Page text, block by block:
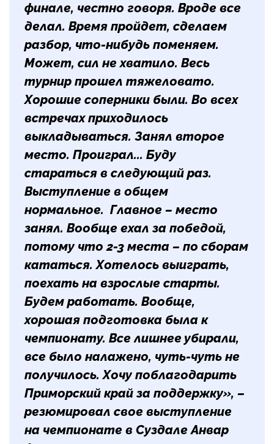
финале, честно говоря. Вроде все
делал. Время пройдет, сделаем
разбор, что-нибудь поменяем.
Может, сил не хватило. Весь
турнир прошел тяжеловато.
Хорошие соперники были. Во всех
встречах приходилось
выкладываться. Занял второе
место. Проиграл... Буду
стараться в следующий раз.
Выступление в общем
нормальное. Главное – место
занял. Вообще ехал за победой,
потому что 2-3 места – по сборам
кататься. Хотелось выиграть,
поехать на взрослые старты.
Будем работать. Вообще,
хорошая подготовка была к
чемпионату. Все лишнее убирали,
все было налажено, чуть-чуть не
получилось. Хочу поблагодарить
Приморский край за поддержку», –
резюмировал свое выступление
на чемпионате в СуздалеАнвар